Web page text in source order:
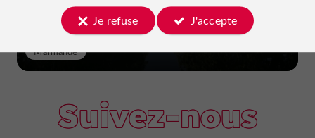
Marmande
Suivez-nous
Je refuse
J'accepte